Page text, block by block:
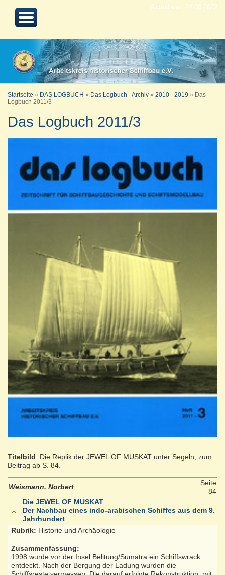
Aktualisiert 24.08.2022
Startseite » DAS LOGBUCH » Das Logbuch - Archiv » 2010 - 2019 »
Das
Logbuch 2011/3
Das Logbuch 2011/3
Titelbild: Die Replik der JEWEL OF MUSKAT unter Segeln, zum
Beitrag ab S. 84.
Weismann, Norbert
Seite
84
Die JEWEL OF MUSKAT
Der Nachbau eines indo-arabischen Schiffes aus dem 9.
Jahrhundert
Rubrik: Historie und Archäologie
Zusammenfassung:
1998 wurde vor der Insel Belitung/Sumatra ein Schiffswrack
entdeckt. Nach der Bergung der Ladung wurden die